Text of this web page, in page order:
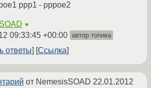
ppp1 - pppoe2
★
09:33:45 +00:00 автор топика
ответы Ссылка
от NemesisSOAD 22.01.2012